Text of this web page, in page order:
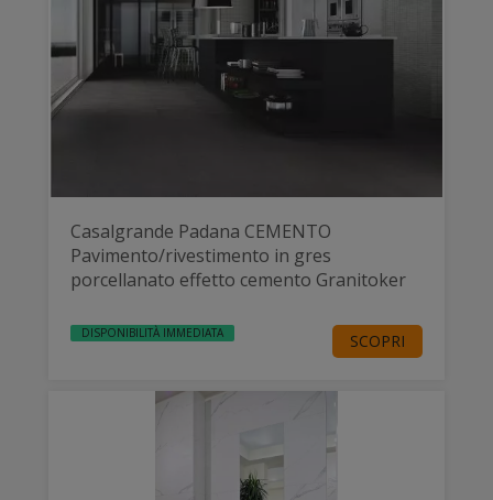
Casalgrande Padana CEMENTO
Pavimento/rivestimento in gres
porcellanato effetto cemento Granitoker
DISPONIBILITÀ IMMEDIATA SCOPRI